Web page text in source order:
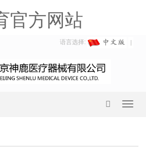
官方网站
语言选择: